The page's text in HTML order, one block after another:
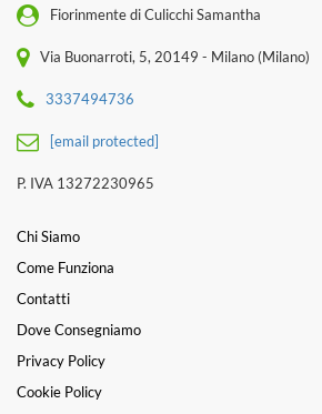
Fiorinmente di Culicchi Samantha
Via Buonarroti, 5, 20149 - Milano (Milano)
3337494736
[email protected]
P. IVA 13272230965
Chi Siamo
Come Funziona
Contatti
Dove Consegniamo
Privacy Policy
Cookie Policy